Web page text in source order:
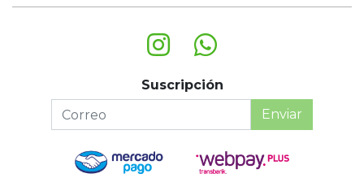
Suscripción
Enviar